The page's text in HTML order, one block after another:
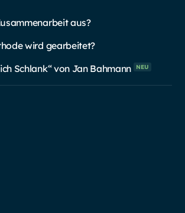
aus?
wird gearbeitet?
Schlank“ von Jan Bahmann NEU